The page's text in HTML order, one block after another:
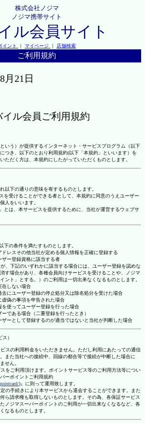
株式会社ノジマ
ノジマ携帯サイト
ル会員サイト
イント ｜ マイページ ｜ 店舗検索
ご利用規約
月21日
イル会員ご利用規約
いう）が提供するインターネット・サービスプログラム（以下
つき、以下のとおり利用規約(以下「本規約」といいます）を
ただく方は、本規約にしたがっていただくものとします。
以下の通りの意味を有するものとします。
を受けることができる者として、本規約に同意のうえユーザー
人をいいます。
とは、本サービスを提供するために、当社が運営するウェブサ
下の条件を満たすものとします。
レスその他当社が定める個人情報を正確に登録する
ザー登録資格に該当する者
、下記のいずれかに該当する場合には、ユーザー登録を認めな
す場合があり、各種会員向けサービスを受けることや、ノジマ
ント」とする。）のご利用は一切出来なくなるものとします。
在しない場合
にユーザー登録の停止処分又は除名処分を受けた場合
虚偽の事項を申告された場合
使ってユーザー登録を行った場合
である場合（二重登録を行ったとき）
ーとして登録するのが適当ではないと当社が判断した場合
）
スの利用料金をいただきません。ただし利用にあたっての通信
また当社への接続中、回線の都合等で接続が中断した場合に
せん。
をご利用頂けます。ポイントサービス等のご利用方法等につい
ーポイントご利用規約
)』に則って運用致します。
の手続きにより本サービスから退会することができます。また
ら請求権も取得しないものとします。その為、各保証サービス
ノジマスーパーポイントのご利用が一切出来なくなるなど、各
なるものとします。